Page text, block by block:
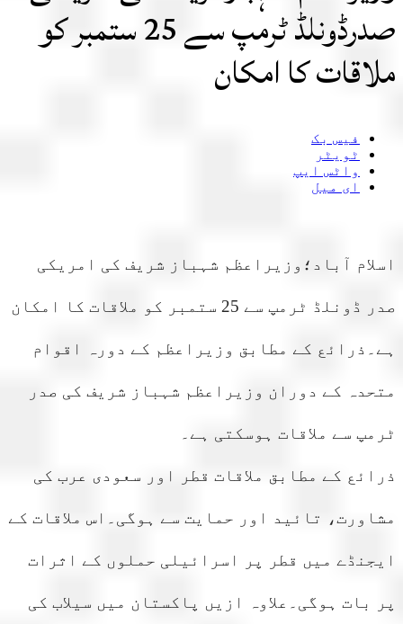
صدرڈونلڈ ٹرمپ سے 25 ستمبر کو
کا امکان
فیس بک
ٹویٹر
واٹس ایپ
ای میل
آباد؛وزیراعظم شہباز شریف کی امریکی
صدر ڈونلڈ ٹرمپ سے 25 ستمبر کو ملاقات کا امکان
کے مطابق وزیراعظم کے دورہ اقوام
کے دوران وزیراعظم شہباز شریف کی صدر
سے ملاقات ہوسکتی ہے۔
کے مطابق ملاقات قطر اور سعودی عرب کی
تائید اور حمایت سے ہوگی۔اس ملاقات کے
میں قطر پر اسرائیلی حملوں کے اثرات
بات ہوگی۔علاوہ ازیں پاکستان میں سیلاب کی